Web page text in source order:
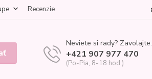
Recenzie
Neviete si rady? Zavolajte.
+421 907 977 470
(Po-Pia, 8-18 hod.)